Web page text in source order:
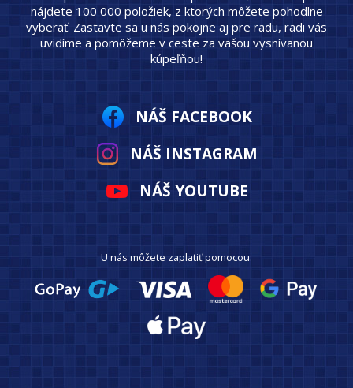
nájdete 100 000 položiek, z ktorých môžete pohodlne
vyberať. Zastavte sa u nás pokojne aj pre radu, radi vás
uvidíme a pomôžeme v ceste za vašou vysnívanou
kúpeľňou!
NÁŠ FACEBOOK
NÁŠ INSTAGRAM
NÁŠ YOUTUBE
U nás môžete zaplatiť pomocou: